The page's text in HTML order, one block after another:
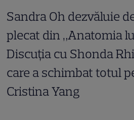
Sandra Oh dezvăluie
plecat din „Anatomia
Discuția cu Shonda
care a schimbat totul
Cristina Yang